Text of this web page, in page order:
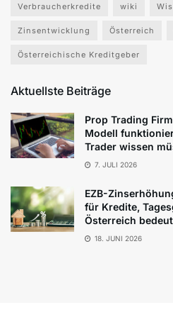
Verbraucherkredite wiki
Zinsentwicklung Österreich
Österreichische Kreditgeber
Aktuellste Beiträge
Prop Trading
Modell
Trader wissen
7. JULI 2026
EZB-
für Kredite,
Österreich
18. JUNI 2026